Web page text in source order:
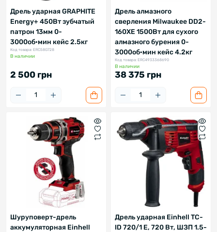
Дрель ударная GRAPHITE
Energy+ 450Вт зубчатый
патрон 13мм 0-
3000об·мин кейс 2.5кг
Код товара: ERC58G728
В наличии
2 500 грн
Дрель алмазного
сверления Milwaukee DD2-
160XE 1500Вт для сухого
алмазного бурения 0-
3000об·мин кейс 4.2кг
Код товара: ERC4933368690
В наличии
38 375 грн
Шуруповерт-дрель
аккумуляторная Einhell
Дрель ударная Einhell TC-
ID 720/1 E, 720 Вт, ШЗП 1.5-